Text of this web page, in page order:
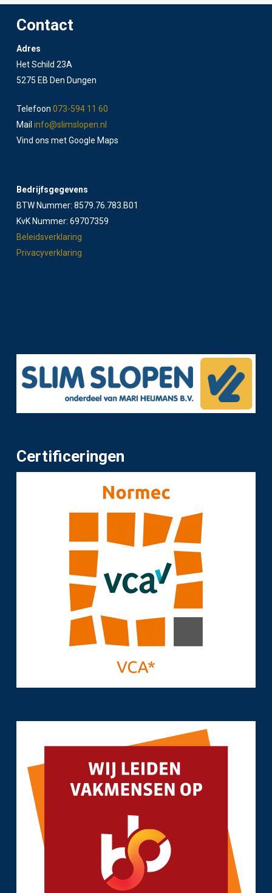
Contact
Adres
Het Schild 23A
5275 EB Den Dungen
Telefoon073-594 11 60
Mailinfo@slimslopen.nl
Vind ons met Google Maps
Bedrijfsgegevens
BTW Nummer: 8579.76.783.B01
KvK Nummer: 69707359
Beleidsverklaring
Privacyverklaring
Certificeringen